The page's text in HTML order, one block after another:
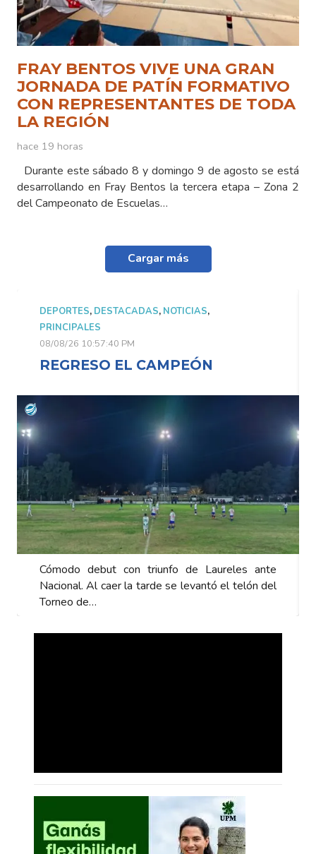
FRAY BENTOS VIVE UNA GRAN
JORNADA DE PATÍN FORMATIVO
CON REPRESENTANTES DE TODA
LA REGIÓN
hace 19 horas
Durante este sábado 8 y domingo 9 de agosto se está
desarrollando en Fray Bentos la tercera etapa – Zona 2
del Campeonato de Escuelas…
Cargar más
DEPORTES, DESTACADAS, NOTICIAS,
PRINCIPALES
08/08/26 10:57:40 PM
REGRESO EL CAMPEÓN
Cómodo debut con triunfo de Laureles ante
Nacional. Al caer la tarde se levantó el telón del
Torneo de…